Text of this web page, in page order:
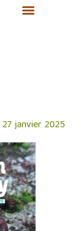
27 janvier 2025